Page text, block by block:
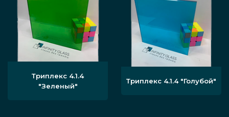
Триплекс 4.1.4
"Зеленый"
Триплекс 4.1.4 "Голубой"